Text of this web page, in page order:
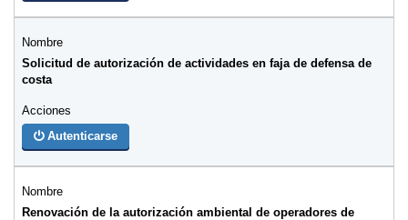
Solicitud de autorización de actividades en faja de defensa de
costa
Autenticarse
Renovación de la autorización ambiental de operadores de